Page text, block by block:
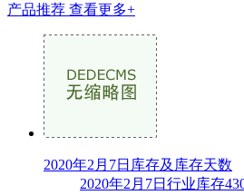
产品推荐 查看更多+
2020年2月7日库存及库存天数
2020年2月7日行业库存